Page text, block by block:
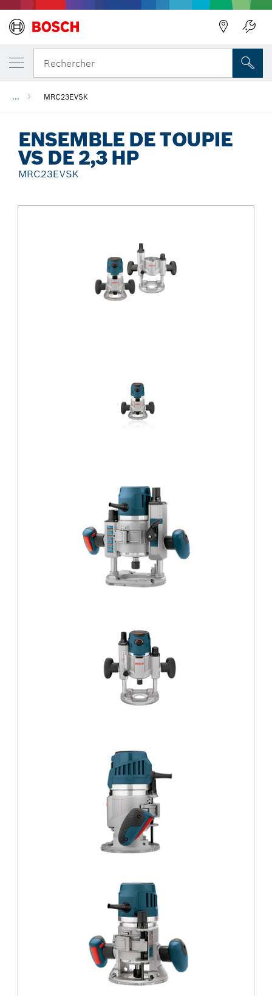
Rechercher
... MRC23EVSK
ENSEMBLE DE TOUPIE
VS DE 2,3 HP
MRC23EVSK